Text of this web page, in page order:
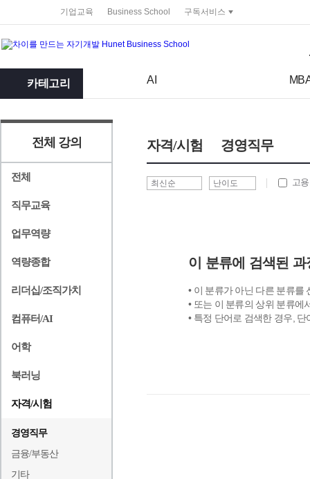
기업교육 Business School 구독서비스
카테고리 AI
전체 강의
전체
직무교육
업무역량
역량종합
리더십/조직가치
컴퓨터/AI
어학
북러닝
자격/시험
경영직무
금융/부동산
기타
자격/시험 경영직무
고
이 분류에 검색된
• 이 분류가 아닌 다른 분류를
• 또는 이 분류의 상위 분류에
• 특정 단어로 검색한 경우,